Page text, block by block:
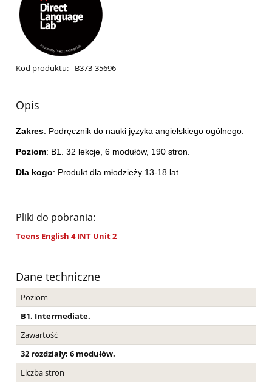
Kod produktu: B373-35696
Opis
Zakres: Podręcznik do nauki języka angielskiego ogólnego.
Poziom: B1. 32 lekcje, 6 modułów, 190 stron.
Dla kogo: Produkt dla młodzieży 13-18 lat.
Pliki do pobrania:
Teens English 4 INT Unit 2
Dane techniczne
Poziom
B1. Intermediate.
Zawartość
32 rozdziały; 6 modułów.
Liczba stron